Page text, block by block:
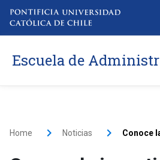
Escuela de
Home Noticias